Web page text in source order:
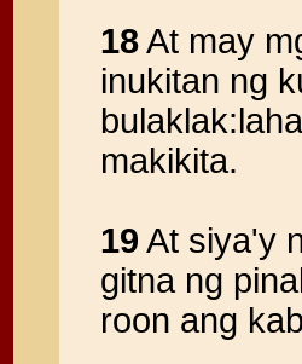
18At may
inukitan ng
makikita.
19 At siya'y
gitna ng
roon ang